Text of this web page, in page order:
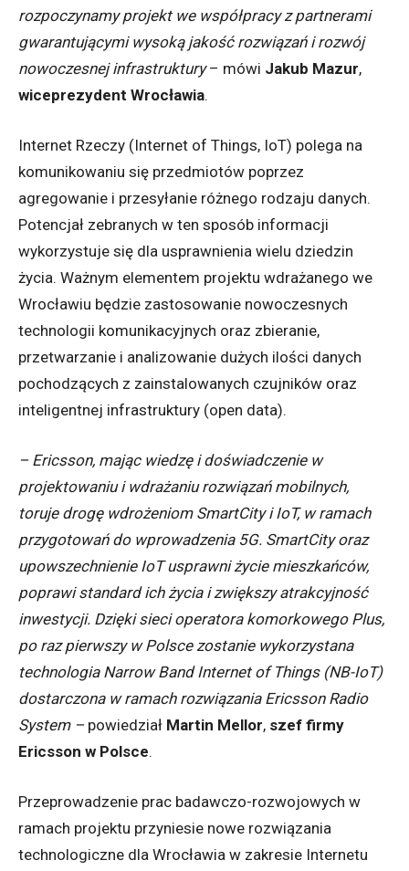
rozpoczynamy projekt we współpracy z partnerami
gwarantującymi wysoką jakość rozwiązań i rozwój
nowoczesnej infrastruktury– mówi Jakub Mazur,
wiceprezydent Wrocławia.
Internet Rzeczy (Internet of Things, IoT) polega na
komunikowaniu się przedmiotów poprzez
agregowanie i przesyłanie różnego rodzaju danych.
Potencjał zebranych w ten sposób informacji
wykorzystuje się dla usprawnienia wielu dziedzin
życia. Ważnym elementem projektu wdrażanego we
Wrocławiu będzie zastosowanie nowoczesnych
technologii komunikacyjnych oraz zbieranie,
przetwarzanie i analizowanie dużych ilości danych
pochodzących z zainstalowanych czujników oraz
inteligentnej infrastruktury (open data).
– Ericsson, mając wiedzę i doświadczenie w
projektowaniu i wdrażaniu rozwiązań mobilnych,
toruje drogę wdrożeniom SmartCity i IoT, w ramach
przygotowań do wprowadzenia 5G. SmartCity oraz
upowszechnienie IoT usprawni życie mieszkańców,
poprawi standard ich życia i zwiększy atrakcyjność
inwestycji. Dzięki sieci operatora komorkowego Plus,
po raz pierwszy w Polsce zostanie wykorzystana
technologia Narrow Band Internet of Things (NB-IoT)
dostarczona w ramach rozwiązania Ericsson Radio
System – powiedział Martin Mellor, szef firmy
Ericsson w Polsce.
Przeprowadzenie prac badawczo-rozwojowych w
ramach projektu przyniesie nowe rozwiązania
technologiczne dla Wrocławia w zakresie Internetu